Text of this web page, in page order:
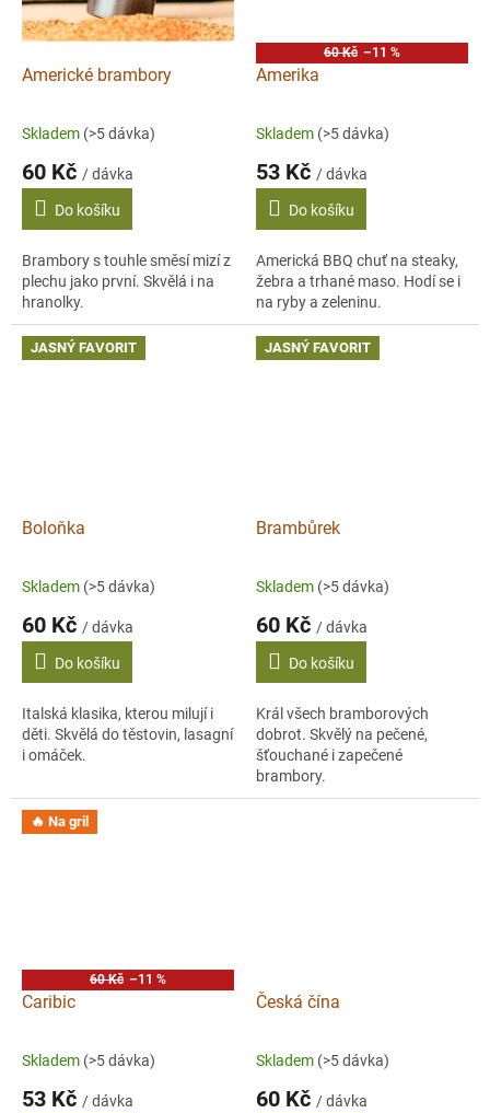
Americké brambory
Skladem (>5 dávka)
60 Kč / dávka
Do košíku
Brambory s touhle směsí mizí z
plechu jako první. Skvělá i na
hranolky.
60 Kč –11 %
Amerika
Skladem (>5 dávka)
53 Kč / dávka
Do košíku
Americká BBQ chuť na steaky,
žebra a trhané maso. Hodí se i
na ryby a zeleninu.
JASNÝ FAVORIT
Boloňka
Skladem (>5 dávka)
60 Kč / dávka
Do košíku
Italská klasika, kterou milují i
děti. Skvělá do těstovin, lasagní
i omáček.
JASNÝ FAVORIT
Brambůrek
Skladem (>5 dávka)
60 Kč / dávka
Do košíku
Král všech bramborových
dobrot. Skvělý na pečené,
šťouchané i zapečené
brambory.
🔥 Na gril
60 Kč –11 %
Caribic
Skladem (>5 dávka)
53 Kč / dávka
Česká čína
Skladem (>5 dávka)
60 Kč / dávka